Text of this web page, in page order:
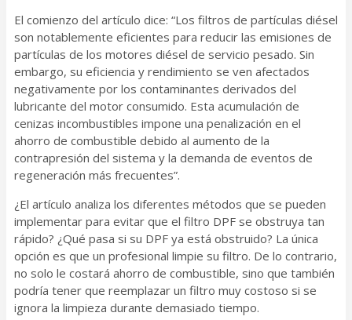
El comienzo del artículo dice: “Los filtros de partículas diésel
son notablemente eficientes para reducir las emisiones de
partículas de los motores diésel de servicio pesado. Sin
embargo, su eficiencia y rendimiento se ven afectados
negativamente por los contaminantes derivados del
lubricante del motor consumido. Esta acumulación de
cenizas incombustibles impone una penalización en el
ahorro de combustible debido al aumento de la
contrapresión del sistema y la demanda de eventos de
regeneración más frecuentes”.
¿El artículo analiza los diferentes métodos que se pueden
implementar para evitar que el filtro DPF se obstruya tan
rápido? ¿Qué pasa si su DPF ya está obstruido? La única
opción es que un profesional limpie su filtro. De lo contrario,
no solo le costará ahorro de combustible, sino que también
podría tener que reemplazar un filtro muy costoso si se
ignora la limpieza durante demasiado tiempo.